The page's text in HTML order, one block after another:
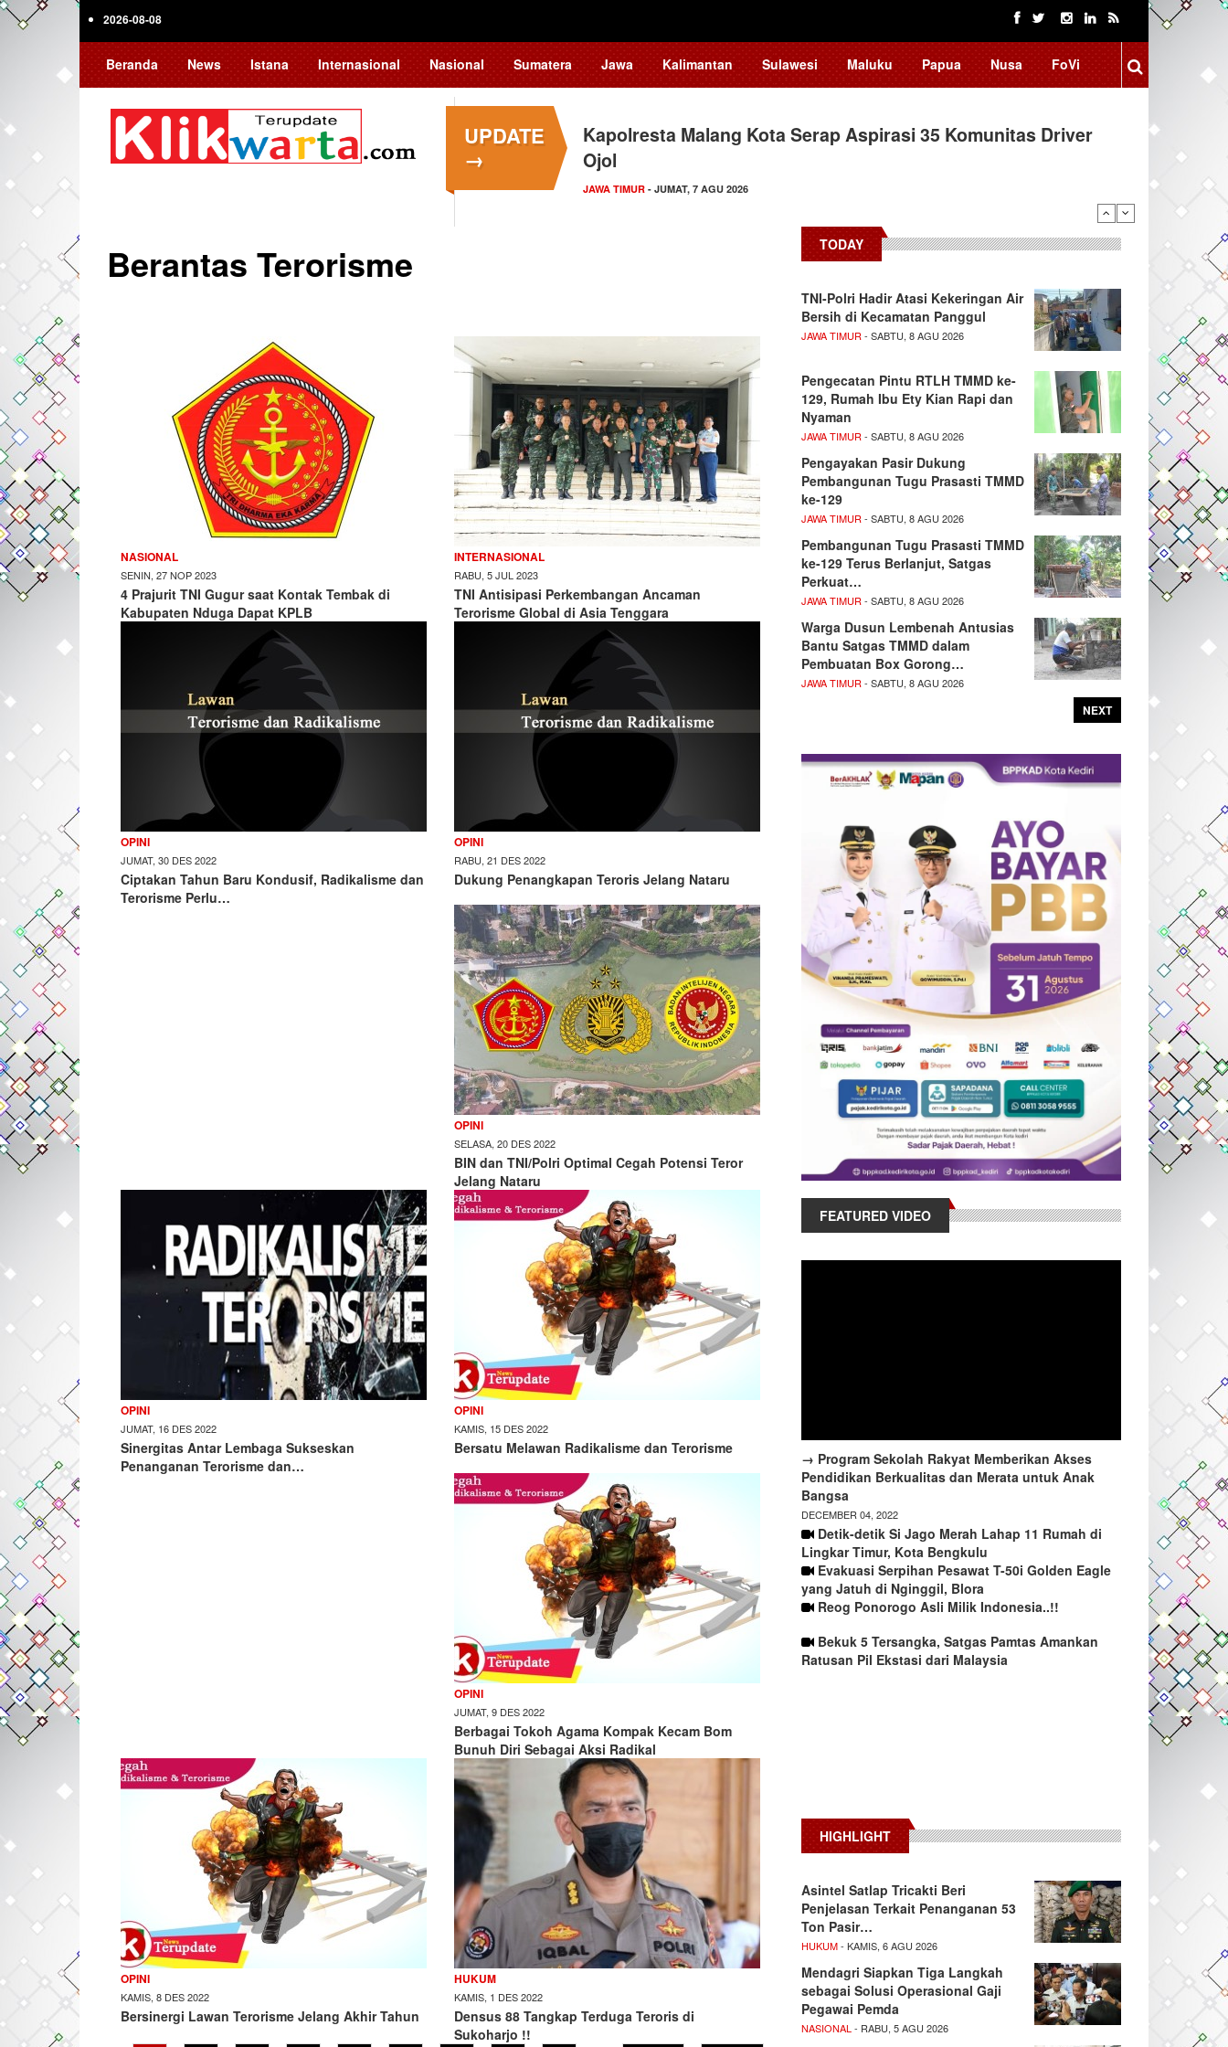
Skip
2026-08-08
Beranda News Istana Internasional Nasional Sumatera Jawa Kalimantan Sulawesi Maluku Papua Nusa FoVi
UPDATE
→
Kapolresta Malang Kota Serap Aspirasi 35 Komunitas Driver
Ojol
JAWA TIMUR - JUMAT, 7 AGU 2026
Berantas Terorisme
NASIONAL
SENIN, 27 NOP 2023
4 Prajurit TNI Gugur saat Kontak Tembak di
Kabupaten Nduga Dapat KPLB
INTERNASIONAL
RABU, 5 JUL 2023
TNI Antisipasi Perkembangan Ancaman
Terorisme Global di Asia Tenggara
OPINI
JUMAT, 30 DES 2022
Ciptakan Tahun Baru Kondusif, Radikalisme dan
Terorisme Perlu…
OPINI
RABU, 21 DES 2022
Dukung Penangkapan Teroris Jelang Nataru
OPINI
SELASA, 20 DES 2022
BIN dan TNI/Polri Optimal Cegah Potensi Teror
Jelang Nataru
OPINI
JUMAT, 16 DES 2022
Sinergitas Antar Lembaga Sukseskan
Penanganan Terorisme dan…
OPINI
KAMIS, 15 DES 2022
Bersatu Melawan Radikalisme dan Terorisme
OPINI
JUMAT, 9 DES 2022
Berbagai Tokoh Agama Kompak Kecam Bom
Bunuh Diri Sebagai Aksi Radikal
OPINI
KAMIS, 8 DES 2022
Bersinergi Lawan Terorisme Jelang Akhir Tahun
HUKUM
KAMIS, 1 DES 2022
Densus 88 Tangkap Terduga Teroris di
Sukoharjo !!
TODAY
TNI-Polri Hadir Atasi Kekeringan Air
Bersih di Kecamatan Panggul
JAWA TIMUR - SABTU, 8 AGU 2026
Pengecatan Pintu RTLH TMMD ke-
129, Rumah Ibu Ety Kian Rapi dan
Nyaman
JAWA TIMUR - SABTU, 8 AGU 2026
Pengayakan Pasir Dukung
Pembangunan Tugu Prasasti TMMD
ke-129
JAWA TIMUR - SABTU, 8 AGU 2026
Pembangunan Tugu Prasasti TMMD
ke-129 Terus Berlanjut, Satgas
Perkuat…
JAWA TIMUR - SABTU, 8 AGU 2026
Warga Dusun Lembenah Antusias
Bantu Satgas TMMD dalam
Pembuatan Box Gorong…
JAWA TIMUR - SABTU, 8 AGU 2026
NEXT
FEATURED VIDEO
→ Program Sekolah Rakyat Memberikan Akses
Pendidikan Berkualitas dan Merata untuk Anak
Bangsa
DECEMBER 04, 2022
Detik-detik Si Jago Merah Lahap 11 Rumah di
Lingkar Timur, Kota Bengkulu
Evakuasi Serpihan Pesawat T-50i Golden Eagle
yang Jatuh di Nginggil, Blora
Reog Ponorogo Asli Milik Indonesia..!!
Bekuk 5 Tersangka, Satgas Pamtas Amankan
Ratusan Pil Ekstasi dari Malaysia
HIGHLIGHT
Asintel Satlap Tricakti Beri
Penjelasan Terkait Penanganan 53
Ton Pasir…
HUKUM- KAMIS, 6 AGU 2026
Mendagri Siapkan Tiga Langkah
sebagai Solusi Operasional Gaji
Pegawai Pemda
NASIONAL - RABU, 5 AGU 2026